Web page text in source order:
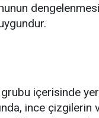
içerisinde yer
ince çizgilerin